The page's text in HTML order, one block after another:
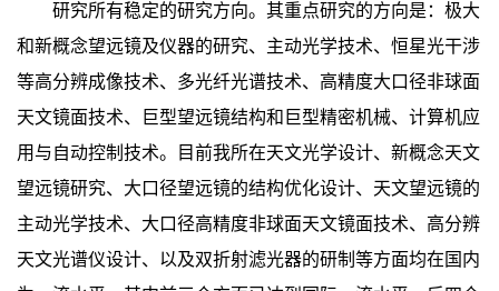
研究所有稳定的研究方向。其重点研究的方向是：极大
和新概念望远镜及仪器的研究、主动光学技术、恒星光干涉
等高分辨成像技术、多光纤光谱技术、高精度大口径非球面
天文镜面技术、巨型望远镜结构和巨型精密机械、计算机应
用与自动控制技术。目前我所在天文光学设计、新概念天文
望远镜研究、大口径望远镜的结构优化设计、天文望远镜的
主动光学技术、大口径高精度非球面天文镜面技术、高分辨
天文光谱仪设计、以及双折射滤光器的研制等方面均在国内